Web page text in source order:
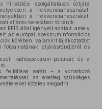
hírközlési szolgáltatások céljára
a frekvenciahasználati
a frekvenciahasználati
eljárás keretében történik;
EFIS által igényelt adatait, amely
az európai spektruminformációs
körében, valamint tájékoztatást
eljárásrendjéről és
rádióspektrum-politikát, és a
feltöltése során – a vonatkozó
az esetleg szükséges
köteles megadni: